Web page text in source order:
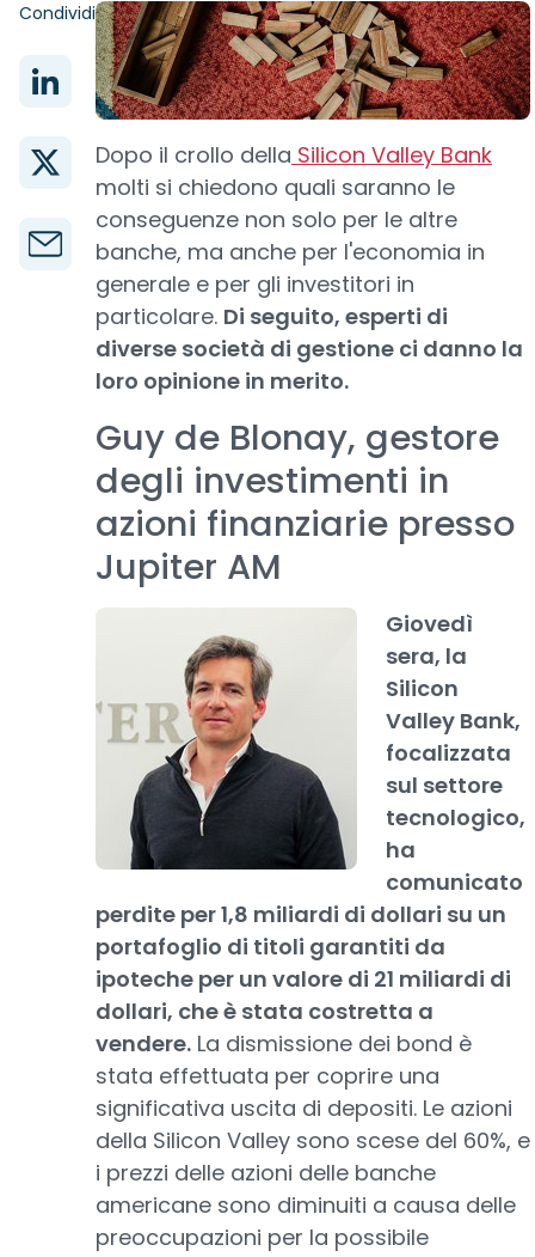
Condividi
Dopo il crollo della Silicon Valley Bank
molti si chiedono quali saranno le
conseguenze non solo per le altre
banche, ma anche per l'economia in
generale e per gli investitori in
particolare. Di seguito, esperti di
diverse società di gestione ci danno la
loro opinione in merito.
Guy de Blonay, gestore
degli investimenti in
azioni finanziarie presso
Jupiter AM
Giovedì
sera, la
Silicon
Valley Bank,
focalizzata
sul settore
tecnologico,
ha
comunicato
perdite per 1,8 miliardi di dollari su un
portafoglio di titoli garantiti da
ipoteche per un valore di 21 miliardi di
dollari, che è stata costretta a
vendere. La dismissione dei bond è
stata effettuata per coprire una
significativa uscita di depositi. Le azioni
della Silicon Valley sono scese del 60%, e
i prezzi delle azioni delle banche
americane sono diminuiti a causa delle
preoccupazioni per la possibile